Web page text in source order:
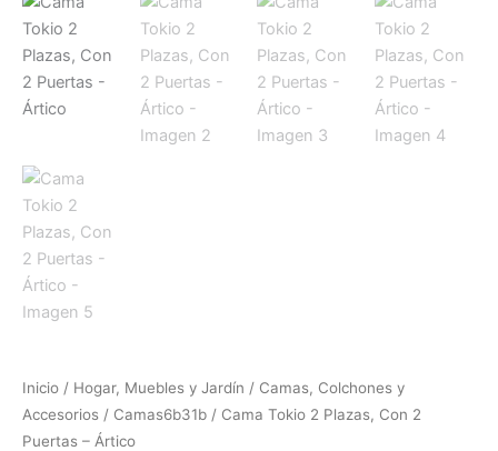
Inicio / Hogar, Muebles y Jardín / Camas, Colchones y
Accesorios / Camas6b31b / Cama Tokio 2 Plazas, Con 2
Puertas – Ártico